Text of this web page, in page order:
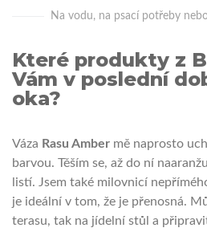
Na vodu, na psací potřeby
Které produkty z
Vám v poslední
oka?
Váza Rasu Amber mě naprosto
barvou. Těším se, až do ní
listí. Jsem také milovnicí
je ideální v tom, že je přenosná.
terasu, tak na jídelní stůl a